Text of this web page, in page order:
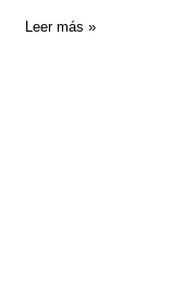
Leer más »